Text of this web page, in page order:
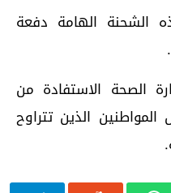
الشحنة الهامة دفعة
الصحة الاستفادة من
الذين تتراوح